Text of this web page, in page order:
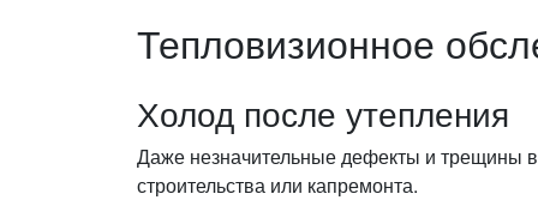
Тепловизионное
Холод после утепления
Даже незначительные дефекты и трещины
строительства или капремонта.